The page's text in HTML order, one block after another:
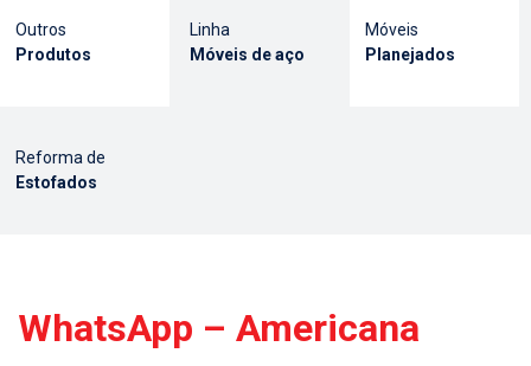
Outros
Produtos
Linha
Móveis de aço
Móveis
Planejados
Reforma de
Estofados
WhatsApp – Americana